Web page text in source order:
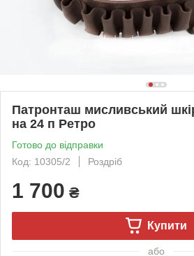
Патронташ мисливський
на 24 п Ретро
Готово до відправки
Код: 10305/2
Роздріб
1 700 ₴
Купити
або